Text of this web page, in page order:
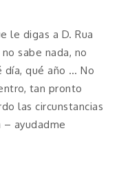
le digas a D. Rua
sabe nada, no
día, qué año … No
tan pronto
las circunstancias
ayudadme